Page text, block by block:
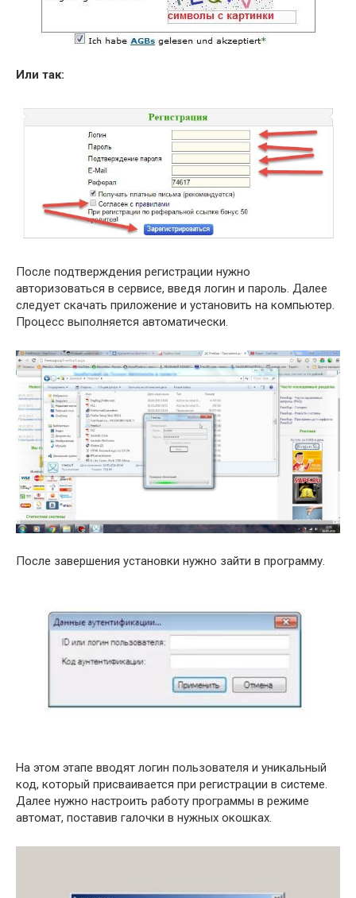
Или так:
После подтверждения регистрации нужно
авторизоваться в сервисе, введя логин и пароль. Далее
следует скачать приложение и установить на компьютер.
Процесс выполняется автоматически.
После завершения установки нужно зайти в программу.
На этом этапе вводят логин пользователя и уникальный
код, который присваивается при регистрации в системе.
Далее нужно настроить работу программы в режиме
автомат, поставив галочки в нужных окошках.